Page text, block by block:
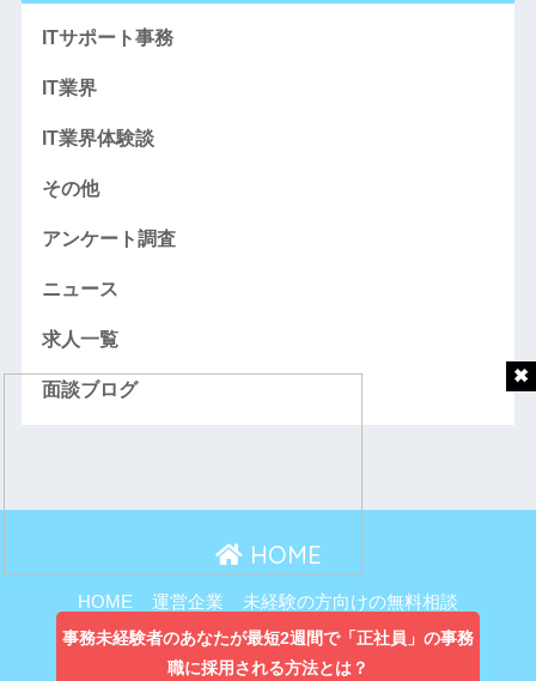
ITサポート事務
IT業界
IT業界体験談
その他
アンケート調査
ニュース
求人一覧
面談ブログ
HOME
HOME 運営企業
未経験の方向けの無料相談
主婦向け無料相談
プライバシーポリシー
事務未経験者のあなたが最短2週間で「正社員」の事務
職に採用される方法とは？